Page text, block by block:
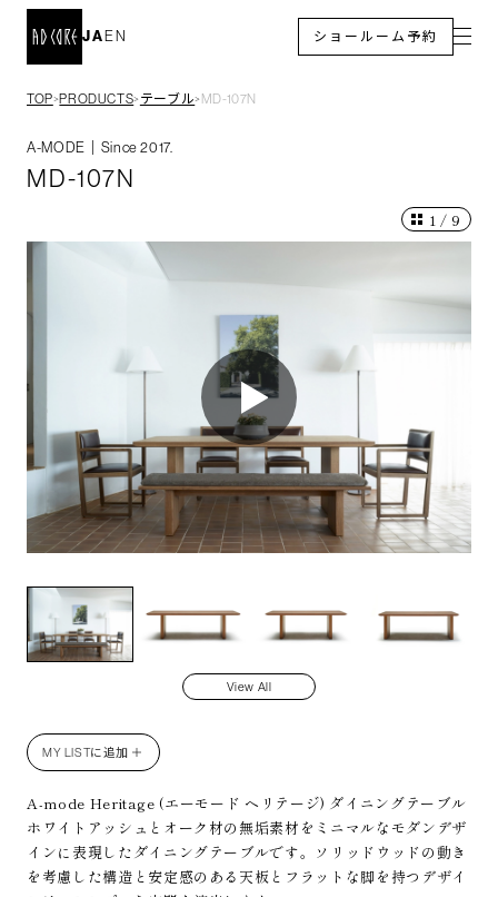
EN
JA ショールーム予約
TOP＞PRODUCTS＞ テーブル＞ MD-107N
A-MODE｜Since 2017.
MD-107N
1 / 9
View All
MY LISTに追加 ＋
A-mode Heritage (エーモード ヘリテージ) ダイニングテーブル
ホワイトアッシュとオーク材の無垢素材をミニマルなモダンデザ
インに表現したダイニングテーブルです。ソリッドウッドの動き
を考慮した構造と安定感のある天板とフラットな脚を持つデザイ